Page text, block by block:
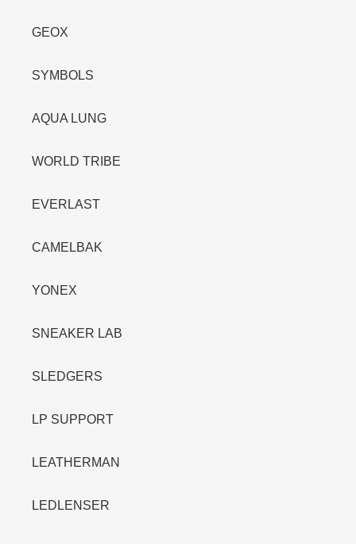
GEOX
SYMBOLS
AQUA LUNG
WORLD TRIBE
EVERLAST
CAMELBAK
YONEX
SNEAKER LAB
SLEDGERS
LP SUPPORT
LEATHERMAN
LEDLENSER